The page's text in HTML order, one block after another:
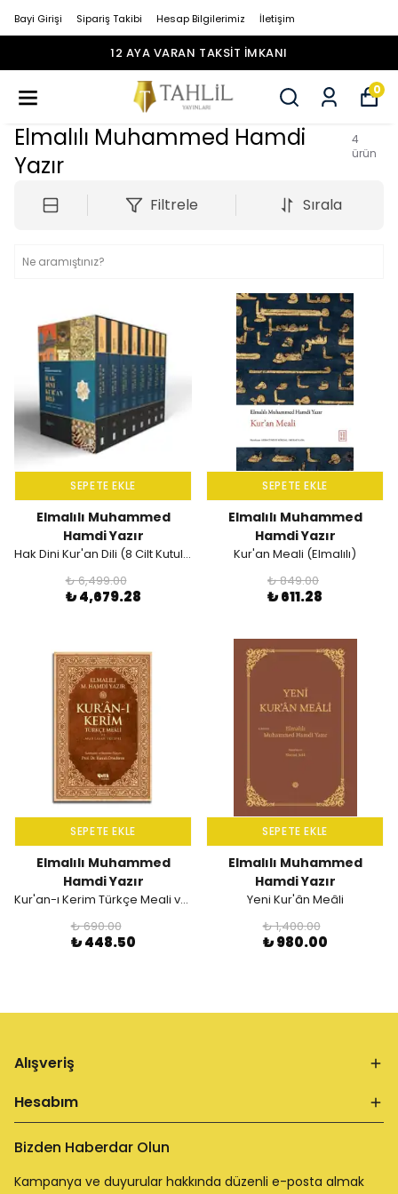
Bayi Girişi Sipariş Takibi Hesap Bilgilerimiz İletişim
12 AYA VARAN TAKSİT İMKANI
0
Elmalılı Muhammed Hamdi
Yazır
4
ürün
Filtrele Sırala
SEPETE EKLE
Elmalılı Muhammed
Hamdi Yazır
Hak Dini Kur'an Dili (8 Cilt Kutulu Set)
₺ 6,499.00
₺ 4,679.28
SEPETE EKLE
Elmalılı Muhammed
Hamdi Yazır
Kur'an Meali (Elmalılı)
₺ 849.00
₺ 611.28
SEPETE EKLE
Elmalılı Muhammed
Hamdi Yazır
Kur'an-ı Kerim Türkçe Meali ve Muhtasar Tefsiri
₺ 690.00
₺ 448.50
SEPETE EKLE
Elmalılı Muhammed
Hamdi Yazır
Yeni Kur'ân Meâli
₺ 1,400.00
₺ 980.00
Alışveriş
Hesabım
Bizden Haberdar Olun
Kampanya ve duyurular hakkında düzenli e-posta almak